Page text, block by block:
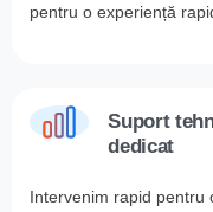
pentru o experiență
Suport
dedicat
Intervenim rapid pentru